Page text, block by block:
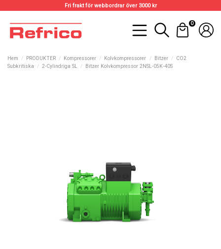
Fri frakt för webbordrar över 3000 kr
0
Hem PRODUKTER Kompressorer Kolvkompressorer Bitzer
CO2
Subkritiska
2-Cylindriga SL Bitzer Kolvkompressor 2NSL-05K-40S